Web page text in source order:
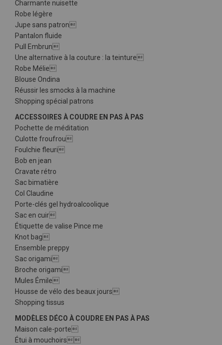
Charmante nuisette
Robe légère
Jupe sans patron
Pantalon fluide
Pull Embrun
Une alternative à la couture : la teinture
Robe Mélie
Blouse Ondina
Réussir les smocks à la machine
Shopping spécial patrons
ACCESSOIRES À COUDRE EN PAS À PAS
Pochette de méditation
Culotte froufrou
Foulchie fleuri
Bob en jean
Cravate rétro
Sac bimatière
Col Claudine
Porte-clés gel hydroalcoolique
Sac en cuir
Étiquette de valise Pince me
Knot bag
Ensemble preppy
Sac origami
Broche origami
Mules Émile
Housse de vélo des beaux jours
Shopping tissus
MODÈLES DÉCO À COUDRE EN PAS À PAS
Maison cale-porte
Étui à mouchoirs